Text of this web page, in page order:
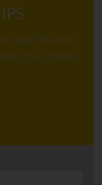
και Tips στο
τους Coach